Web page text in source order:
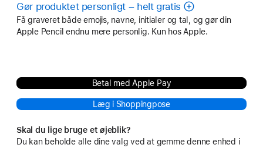
Gør produktet personligt – helt gratis
Få graveret både emojis, navne, initialer og tal, og gør din
Apple Pencil endnu mere personlig. Kun hos Apple.
Betal med Apple Pay
Læg i Shoppingpose
Skal du lige bruge et øjeblik?
Du kan beholde alle dine valg ved at gemme denne enhed i